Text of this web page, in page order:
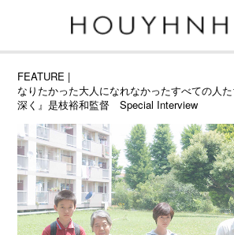
FEATURE |
なりたかった大人になれなかったすべての人
深く』是枝裕和監督 Special Interview